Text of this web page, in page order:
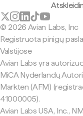
© 2026 Avian Labs, Inc
Registruota pinigų
Valstijose
Avian Labs yra
MiCA Nyderlandų
Markten (AFM)
41000005).
Avian Labs USA, Inc.,